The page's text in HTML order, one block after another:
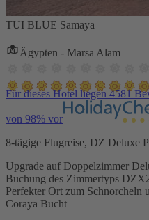
TUI BLUE Samaya
Ägypten - Marsa Alam
Für dieses Hotel liegen 4581
von 98% vor
8-tägige Flugreise, DZ Deluxe
Upgrade auf Doppelzimmer
Buchung des Zimmertyps
Perfekter Ort zum Schnorcheln
Coraya Bucht